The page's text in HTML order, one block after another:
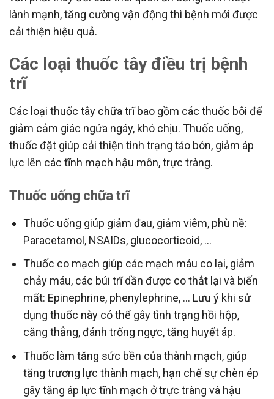
lành mạnh, tăng cường vận động thì bệnh mới được
cải thiện hiệu quả.
Các loại thuốc tây điều trị bệnh
trĩ
Các loại thuốc tây chữa trĩ bao gồm các thuốc bôi để
giảm cảm giác ngứa ngáy, khó chịu. Thuốc uống,
thuốc đặt giúp cải thiện tình trạng táo bón, giảm áp
lực lên các tĩnh mạch hậu môn, trực tràng.
Thuốc uống chữa trĩ
Thuốc uống giúp giảm đau, giảm viêm, phù nề:
Paracetamol, NSAIDs, glucocorticoid, …
Thuốc co mạch giúp các mạch máu co lại, giảm
chảy máu, các búi trĩ dần được co thắt lại và biến
mất: Epinephrine, phenylephrine, … Lưu ý khi sử
dụng thuốc này có thể gây tình trạng hồi hộp,
căng thẳng, đánh trống ngực, tăng huyết áp.
Thuốc làm tăng sức bền của thành mạch, giúp
tăng trương lực thành mạch, hạn chế sự chèn ép
gây tăng áp lực tĩnh mạch ở trực tràng và hậu